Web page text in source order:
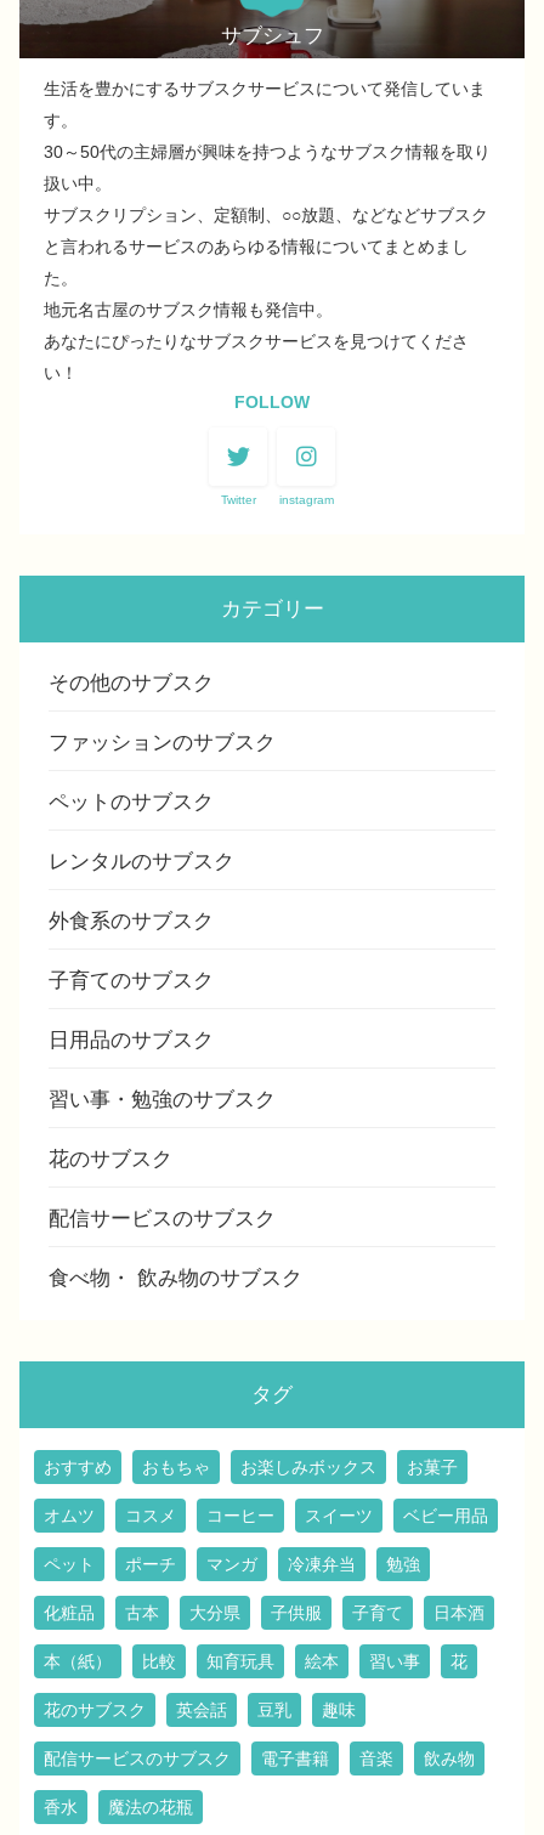
サブシュフ
生活を豊かにするサブスクサービスについて発信していま
す。
30～50代の主婦層が興味を持つようなサブスク情報を取り
扱い中。
サブスクリプション、定額制、○○放題、などなどサブスク
と言われるサービスのあらゆる情報についてまとめまし
た。
地元名古屋のサブスク情報も発信中。
あなたにぴったりなサブスクサービスを見つけてくださ
い！
FOLLOW
Twitter instagram
カテゴリー
その他のサブスク
ファッションのサブスク
ペットのサブスク
レンタルのサブスク
外食系のサブスク
子育てのサブスク
日用品のサブスク
習い事・勉強のサブスク
花のサブスク
配信サービスのサブスク
食べ物・ 飲み物のサブスク
タグ
おすすめ おもちゃ お楽しみボックス お菓子
オムツ コスメ コーヒー スイーツ ベビー用品
ペット ポーチ マンガ 冷凍弁当 勉強
化粧品 古本 大分県 子供服 子育て 日本酒
本（紙） 比較 知育玩具 絵本 習い事 花
花のサブスク 英会話 豆乳 趣味
配信サービスのサブスク 電子書籍 音楽 飲み物
香水 魔法の花瓶